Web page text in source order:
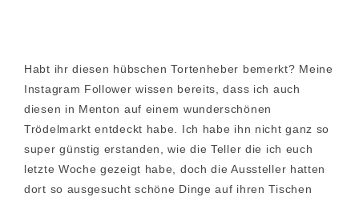
Habt ihr diesen hübschen Tortenheber bemerkt? Meine
Instagram Follower wissen bereits, dass ich auch
diesen in Menton auf einem wunderschönen
Trödelmarkt entdeckt habe. Ich habe ihn nicht ganz so
super günstig erstanden, wie die Teller die ich euch
letzte Woche gezeigt habe, doch die Aussteller hatten
dort so ausgesucht schöne Dinge auf ihren Tischen